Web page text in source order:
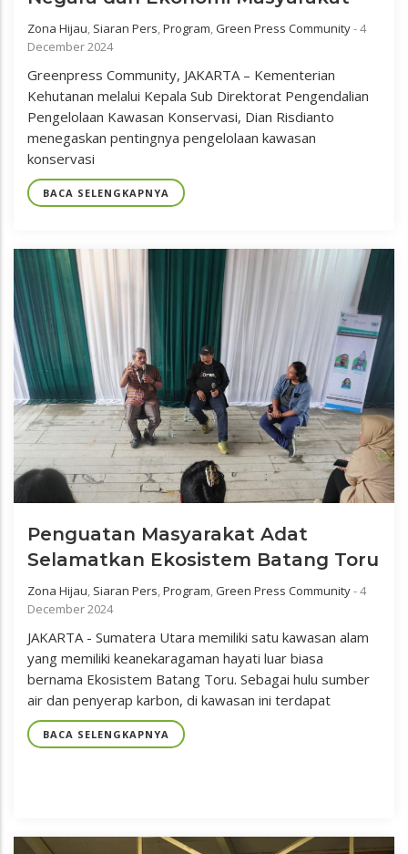
Zona Hijau, Siaran Pers,Program,Green Press Community-4
December 2024
Greenpress Community, JAKARTA – Kementerian
Kehutanan melalui Kepala Sub Direktorat Pengendalian
Pengelolaan Kawasan Konservasi, Dian Risdianto
menegaskan pentingnya pengelolaan kawasan
konservasi
BACA SELENGKAPNYA
Penguatan Masyarakat Adat
Selamatkan Ekosistem Batang Toru
Zona Hijau, Siaran Pers,Program,Green Press Community-4
December 2024
JAKARTA - Sumatera Utara memiliki satu kawasan alam
yang memiliki keanekaragaman hayati luar biasa
bernama Ekosistem Batang Toru. Sebagai hulu sumber
air dan penyerap karbon, di kawasan ini terdapat
BACA SELENGKAPNYA